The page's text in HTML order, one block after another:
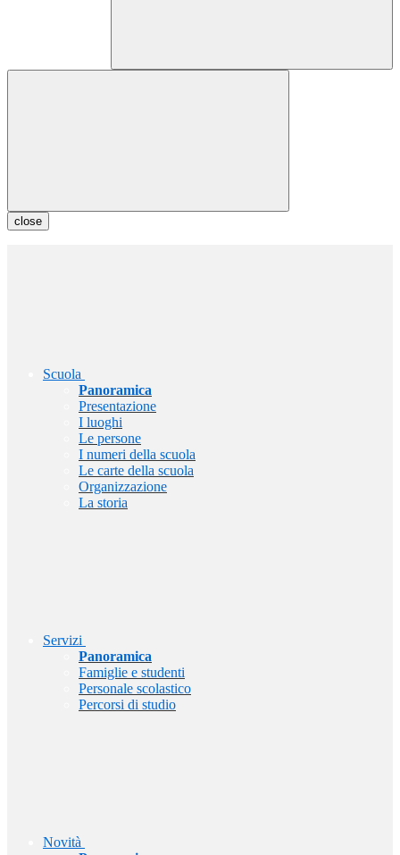
close
Scuola
Panoramica
Presentazione
I luoghi
Le persone
I numeri della scuola
Le carte della scuola
Organizzazione
La storia
Servizi
Panoramica
Famiglie e studenti
Personale scolastico
Percorsi di studio
Novità